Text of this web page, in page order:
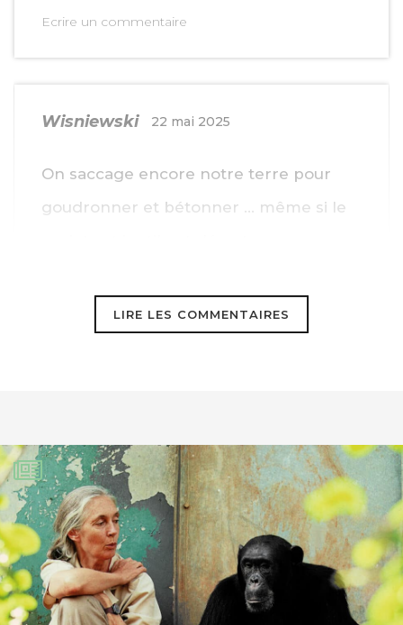
Ecrire un commentaire
Wisniewski 22 mai 2025
On saccage encore notre terre pour
goudronner et bétonner … même si le
rien compris
Quidamus 23 mai 2025
Ce projet d’autoroute a violé une RIIPM,
la plus importante de toute qui est la
sauvegarde et la protection de nos
zones boisées anciennes (contenant un
LIRE LES COMMENTAIRES